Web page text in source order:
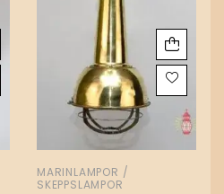
MARINLAMPOR /
SKEPPSLAMPOR